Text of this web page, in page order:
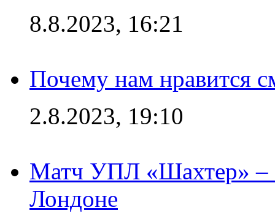
8.8.2023, 16:21
Почему нам нравится
2.8.2023, 19:10
Матч УПЛ «Шахтер» –
Лондоне